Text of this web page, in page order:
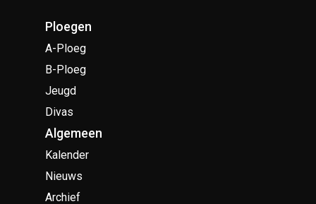
Ploegen
A-Ploeg
B-Ploeg
Jeugd
Divas
Algemeen
Kalender
Nieuws
Archief